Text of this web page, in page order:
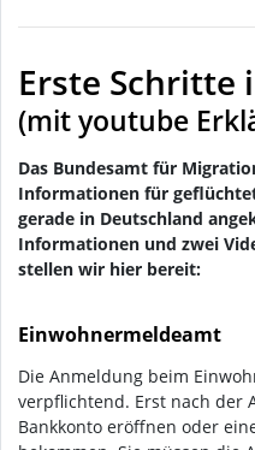
Erste Schritte
(mit youtube
Das Bundesamt für
Informationen für
gerade in Deutschland
Informationen und zwei
stellen wir hier bereit:
Einwohnermeldeamt
Die Anmeldung beim
verpflichtend. Erst nach der
Bankkonto eröffnen oder